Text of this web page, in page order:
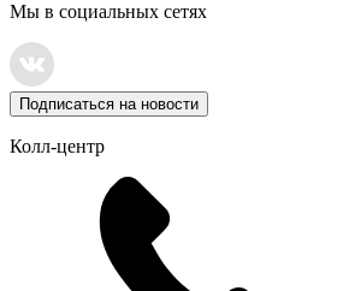
Мы в социальных сетях
Подписаться на новости
Колл-центр